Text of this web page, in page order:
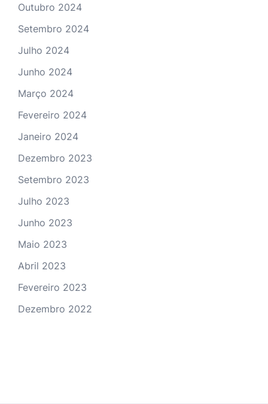
Outubro 2024
Setembro 2024
Julho 2024
Junho 2024
Março 2024
Fevereiro 2024
Janeiro 2024
Dezembro 2023
Setembro 2023
Julho 2023
Junho 2023
Maio 2023
Abril 2023
Fevereiro 2023
Dezembro 2022